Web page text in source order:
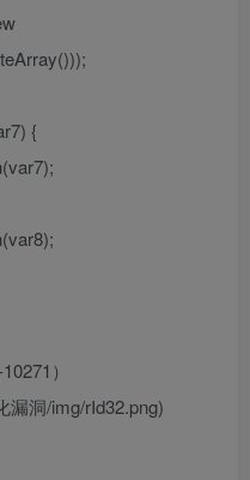
{
）
漏洞/img/rId32.png)